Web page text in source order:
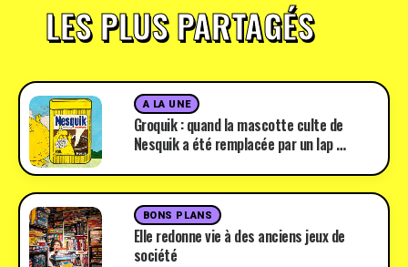
LES PLUS PARTAGÉS
A LA UNE
Groquik : quand la mascotte culte de
Nesquik a été remplacée par un lap …
BONS PLANS
Elle redonne vie à des anciens jeux de
société